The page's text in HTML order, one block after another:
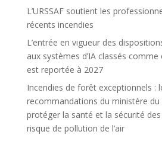
L’URSSAF soutient les
récents incendies
L’entrée en vigueur des
aux systèmes d’IA classés
est reportée à 2027
Incendies de forêt exceptionnels :
recommandations du ministère du
protéger la santé et la sécurité
risque de pollution de l’air